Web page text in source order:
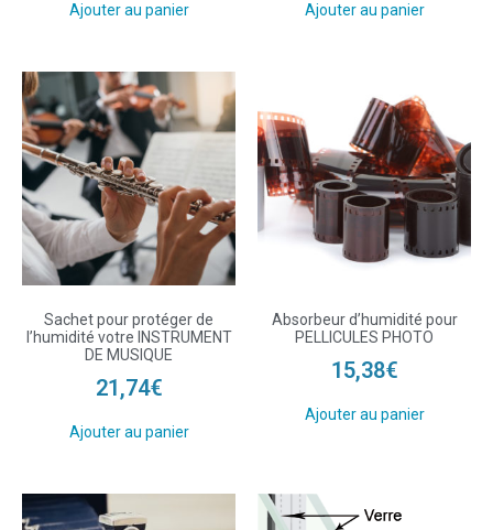
Ajouter au panier Ajouter au panier
Sachet pour protéger de
l’humidité votre INSTRUMENT
DE MUSIQUE
21,74€
Ajouter au panier
Absorbeur d’humidité pour
PELLICULES PHOTO
15,38€
Ajouter au panier